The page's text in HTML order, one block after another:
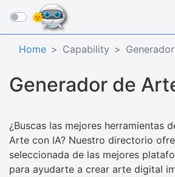
☰
Home Capability
Generador de
¿Buscas las mejores herramientas
Arte con IA? Nuestro directorio
seleccionada de las mejores
para ayudarte a crear arte digital